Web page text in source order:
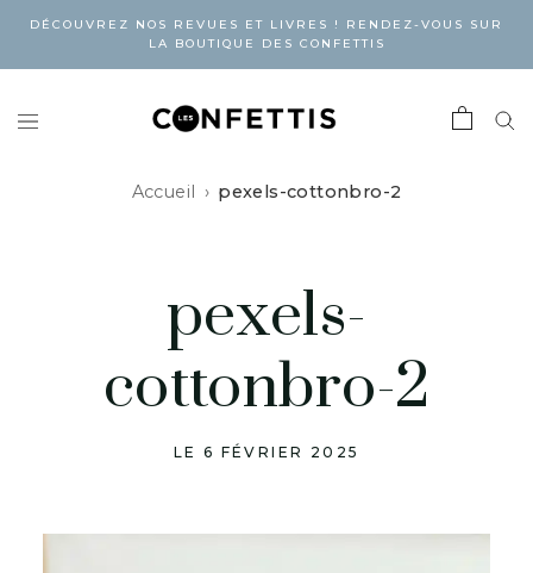
DÉCOUVREZ NOS REVUES ET LIVRES ! RENDEZ-VOUS SUR
LA BOUTIQUE DES CONFETTIS
Accueil pexels-cottonbro-2
pexels-
cottonbro-2
LE 6 FÉVRIER 2025